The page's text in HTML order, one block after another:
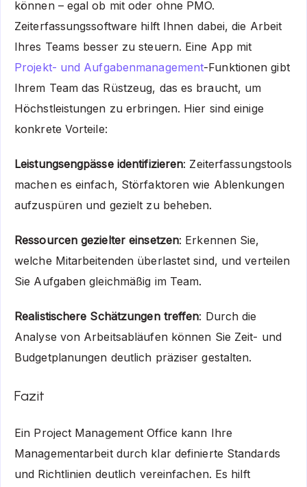
können – egal ob mit oder ohne PMO.
Zeiterfassungssoftware hilft Ihnen dabei, die Arbeit
Ihres Teams besser zu steuern. Eine App mit
Projekt- und Aufgabenmanagement-Funktionen gibt
Ihrem Team das Rüstzeug, das es braucht, um
Höchstleistungen zu erbringen. Hier sind einige
konkrete Vorteile:
Leistungsengpässe identifizieren: Zeiterfassungstools
machen es einfach, Störfaktoren wie Ablenkungen
aufzuspüren und gezielt zu beheben.
Ressourcen gezielter einsetzen: Erkennen Sie,
welche Mitarbeitenden überlastet sind, und verteilen
Sie Aufgaben gleichmäßig im Team.
Realistischere Schätzungen treffen: Durch die
Analyse von Arbeitsabläufen können Sie Zeit- und
Budgetplanungen deutlich präziser gestalten.
Fazit
Ein Project Management Office kann Ihre
Managementarbeit durch klar definierte Standards
und Richtlinien deutlich vereinfachen. Es hilft